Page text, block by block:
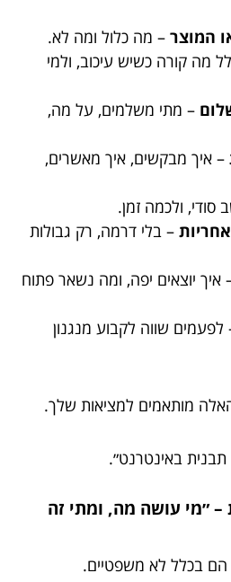
המוצר – מה כלול ומה לא.
מה קורה כשיש עיכוב, ולמי
– מתי משלמים, על מה,
– איך מבקשים, איך מאשרים,
ולכמה זמן.
– בלי דרמה, רק גבולות
איך יוצאים יפה, ומה נשאר פתוח
לפעמים שווה לקבוע מנגנון
מותאמים למציאות שלך.
באינטרנט״.
– ״מי עושה מה, ומתי זה
הם בכלל לא משפטיים.